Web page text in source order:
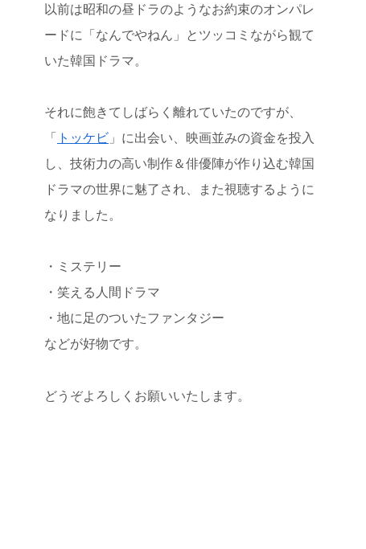
以前は昭和の昼ドラのようなお約束のオンパレ
ードに「なんでやねん」とツッコミながら観て
いた韓国ドラマ。
それに飽きてしばらく離れていたのですが、
「 トッケビ 」に出会い、映画並みの資金を投入
し、技術力の高い制作＆俳優陣が作り込む韓国
ドラマの世界に魅了され、また視聴するように
なりました。
・ミステリー
・笑える人間ドラマ
・地に足のついたファンタジー
などが好物です。
どうぞよろしくお願いいたします。